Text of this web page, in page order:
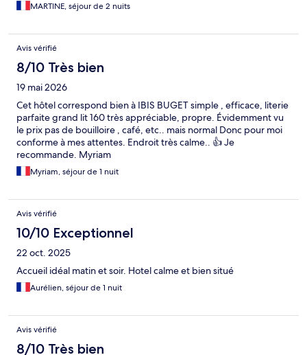
MARTINE, séjour de 2 nuits
Avis vérifié
8/10 Très bien
19 mai 2026
Cet hôtel correspond bien à IBIS BUGET simple , efficace, literie
parfaite grand lit 160 très appréciable, propre. Évidemment vu
le prix pas de bouilloire , café, etc.. mais normal Donc pour moi
conforme à mes attentes. Endroit très calme.. 👍 Je
recommande. Myriam
Myriam, séjour de 1 nuit
Avis vérifié
10/10 Exceptionnel
22 oct. 2025
Accueil idéal matin et soir. Hotel calme et bien situé
Aurélien, séjour de 1 nuit
Avis vérifié
8/10 Très bien